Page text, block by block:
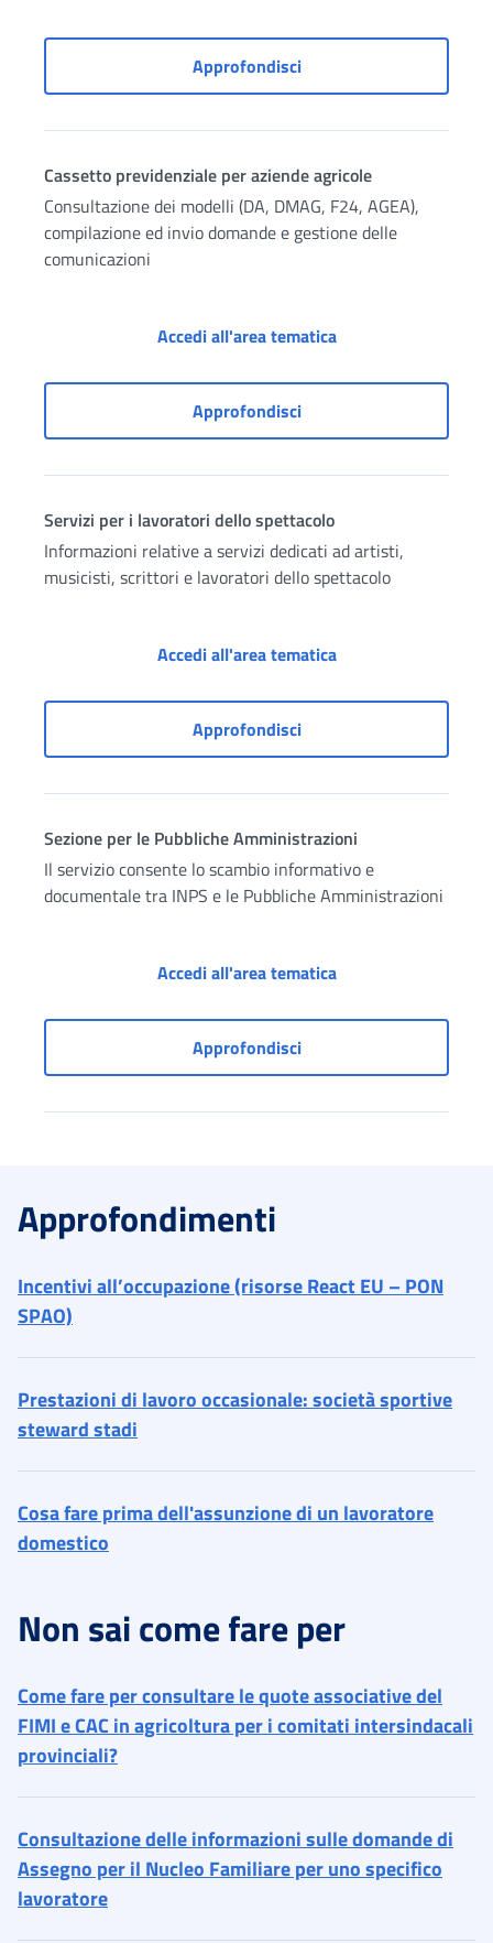
ApprofondisciCassetto previdenziale
Cassetto previdenziale per aziende agricole
Consultazione dei modelli (DA, DMAG, F24, AGEA),
compilazione ed invio domande e gestione delle
comunicazioni
Accedi all'area tematicaCassetto
ApprofondisciCassetto previdenziale
Servizi per i lavoratori dello spettacolo
Informazioni relative a servizi dedicati ad artisti,
musicisti, scrittori e lavoratori dello spettacolo
Accedi all'area tematicaServizi per i
ApprofondisciServizi per i lavoratori
Sezione per le Pubbliche Amministrazioni
Il servizio consente lo scambio informativo e
documentale tra INPS e le Pubbliche Amministrazioni
Accedi all'area tematicaSezione per le
ApprofondisciSezione per le
Non sai come fare per
Come fare per consultare le quote associative del
FIMI e CAC in agricoltura per i comitati intersindacali
provinciali?
Consultazione delle informazioni sulle domande di
Assegno per il Nucleo Familiare per uno specifico
lavoratore
Approfondimenti
Incentivi all’occupazione (risorse React EU – PON
SPAO)
Prestazioni di lavoro occasionale: società sportive
steward stadi
Cosa fare prima dell'assunzione di un lavoratore
domestico